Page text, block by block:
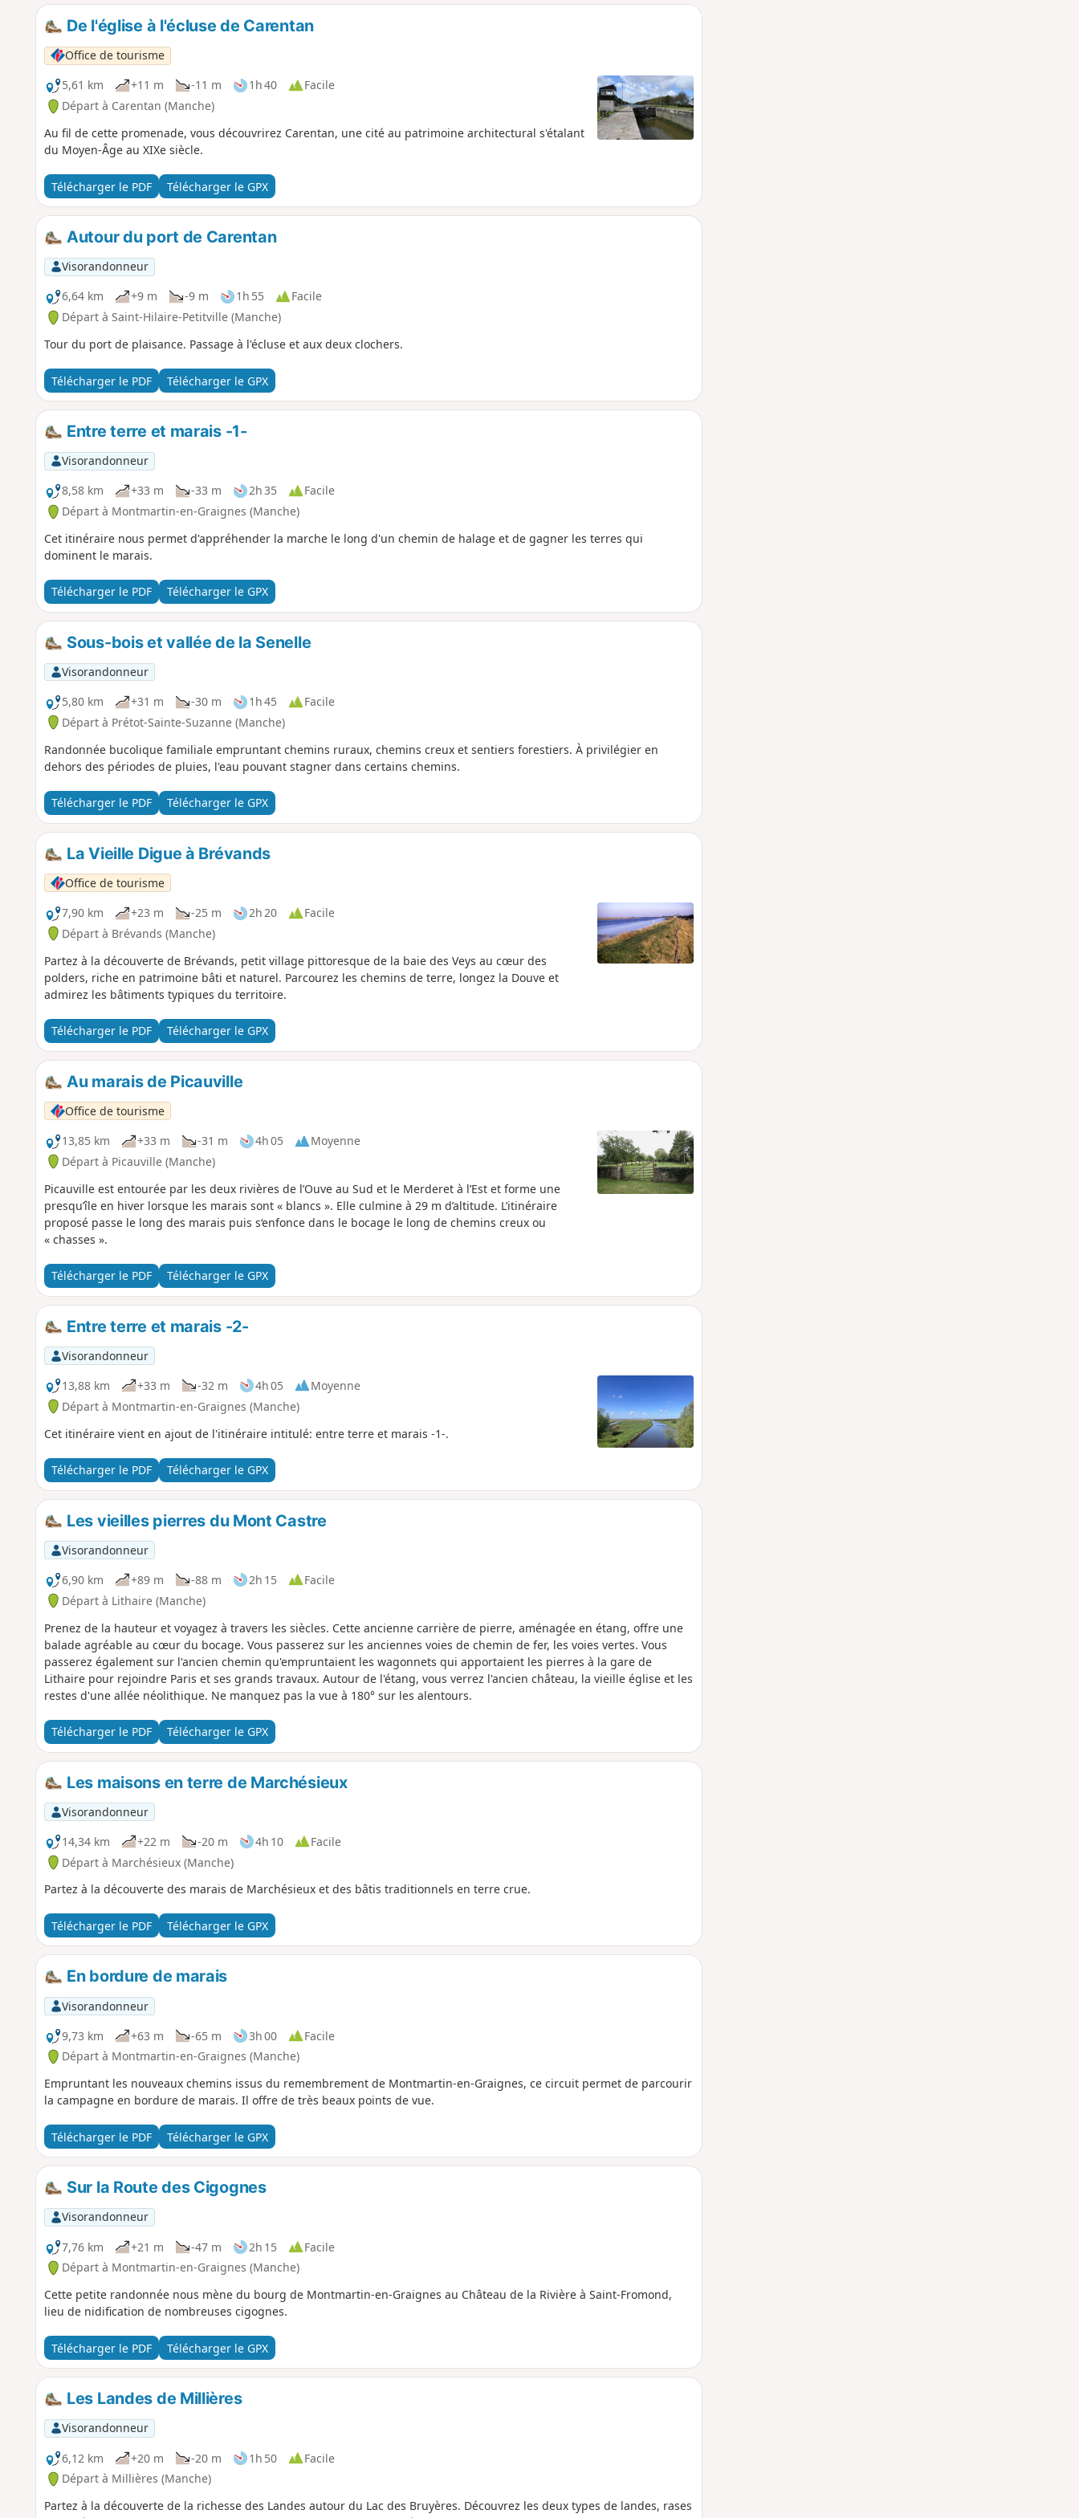
De l'église à l'écluse de Carentan
Office de tourisme
5,61 km
+11 m -11 m 1h 40
Facile
Départ à Carentan (Manche)
Au fil de cette promenade, vous découvrirez Carentan, une cité au patrimoine architectural s'étalant
du Moyen-Âge au XIXe siècle.
Télécharger le PDF Télécharger le GPX
Autour du port de Carentan
Visorandonneur
6,64 km
+9 m -9 m 1h 55
Facile
Départ à Saint-Hilaire-Petitville (Manche)
Tour du port de plaisance. Passage à l'écluse et aux deux clochers.
Télécharger le PDF Télécharger le GPX
Entre terre et marais -1-
Visorandonneur
8,58 km
+33 m -33 m 2h 35
Facile
Départ à Montmartin-en-Graignes (Manche)
Cet itinéraire nous permet d'appréhender la marche le long d'un chemin de halage et de gagner les terres qui
dominent le marais.
Télécharger le PDF Télécharger le GPX
Sous-bois et vallée de la Senelle
Visorandonneur
5,80 km
+31 m -30 m 1h 45
Facile
Départ à Prétot-Sainte-Suzanne (Manche)
Randonnée bucolique familiale empruntant chemins ruraux, chemins creux et sentiers forestiers. À privilégier en
dehors des périodes de pluies, l'eau pouvant stagner dans certains chemins.
Télécharger le PDF Télécharger le GPX
La Vieille Digue à Brévands
Office de tourisme
7,90 km
+23 m -25 m 2h 20
Facile
Départ à Brévands (Manche)
Partez à la découverte de Brévands, petit village pittoresque de la baie des Veys au cœur des
polders, riche en patrimoine bâti et naturel. Parcourez les chemins de terre, longez la Douve et
admirez les bâtiments typiques du territoire.
Télécharger le PDF Télécharger le GPX
Au marais de Picauville
Office de tourisme
13,85 km
+33 m -31 m 4h 05
Moyenne
Départ à Picauville (Manche)
Picauville est entourée par les deux rivières de l’Ouve au Sud et le Merderet à l’Est et forme une
presqu’île en hiver lorsque les marais sont « blancs ». Elle culmine à 29 m d’altitude. L’itinéraire
proposé passe le long des marais puis s‘enfonce dans le bocage le long de chemins creux ou
« chasses ».
Télécharger le PDF Télécharger le GPX
Entre terre et marais -2-
Visorandonneur
13,88 km
+33 m -32 m 4h 05
Moyenne
Départ à Montmartin-en-Graignes (Manche)
Cet itinéraire vient en ajout de l'itinéraire intitulé: entre terre et marais -1-.
Télécharger le PDF Télécharger le GPX
Les vieilles pierres du Mont Castre
Visorandonneur
6,90 km
+89 m -88 m 2h 15
Facile
Départ à Lithaire (Manche)
Prenez de la hauteur et voyagez à travers les siècles. Cette ancienne carrière de pierre, aménagée en étang, offre une
balade agréable au cœur du bocage. Vous passerez sur les anciennes voies de chemin de fer, les voies vertes. Vous
passerez également sur l'ancien chemin qu'empruntaient les wagonnets qui apportaient les pierres à la gare de
Lithaire pour rejoindre Paris et ses grands travaux. Autour de l'étang, vous verrez l'ancien château, la vieille église et les
restes d'une allée néolithique. Ne manquez pas la vue à 180° sur les alentours.
Télécharger le PDF Télécharger le GPX
Les maisons en terre de Marchésieux
Visorandonneur
14,34 km
+22 m -20 m 4h 10
Facile
Départ à Marchésieux (Manche)
Partez à la découverte des marais de Marchésieux et des bâtis traditionnels en terre crue.
Télécharger le PDF Télécharger le GPX
En bordure de marais
Visorandonneur
9,73 km
+63 m -65 m 3h 00
Facile
Départ à Montmartin-en-Graignes (Manche)
Empruntant les nouveaux chemins issus du remembrement de Montmartin-en-Graignes, ce circuit permet de parcourir
la campagne en bordure de marais. Il offre de très beaux points de vue.
Télécharger le PDF Télécharger le GPX
Sur la Route des Cigognes
Visorandonneur
7,76 km
+21 m -47 m 2h 15
Facile
Départ à Montmartin-en-Graignes (Manche)
Cette petite randonnée nous mène du bourg de Montmartin-en-Graignes au Château de la Rivière à Saint-Fromond,
lieu de nidification de nombreuses cigognes.
Télécharger le PDF Télécharger le GPX
Les Landes de Millières
Visorandonneur
6,12 km
+20 m -20 m 1h 50
Facile
Départ à Millières (Manche)
Partez à la découverte de la richesse des Landes autour du Lac des Bruyères. Découvrez les deux types de landes, rases